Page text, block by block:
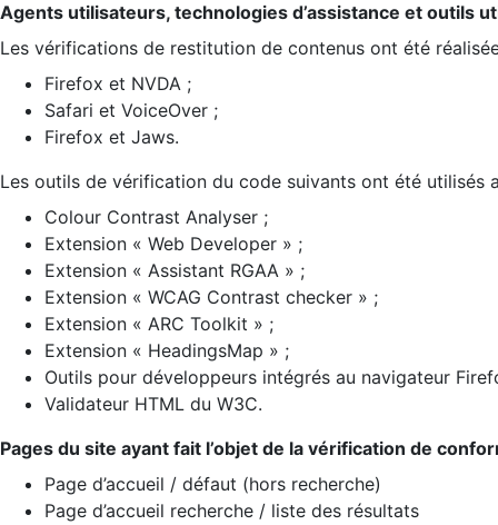
Agents utilisateurs, technologies d’assistance et outils
Les vérifications de restitution de contenus ont été
Firefox et NVDA ;
Safari et VoiceOver ;
Firefox et Jaws.
Les outils de vérification du code suivants ont été utilisés
Colour Contrast Analyser ;
Extension « Web Developer » ;
Extension « Assistant RGAA » ;
Extension « WCAG Contrast checker » ;
Extension « ARC Toolkit » ;
Extension « HeadingsMap » ;
Outils pour développeurs intégrés au navigateur
Validateur HTML du W3C.
Pages du site ayant fait l’objet de la vérification de
Page d’accueil / défaut (hors recherche)
Page d’accueil recherche / liste des résultats